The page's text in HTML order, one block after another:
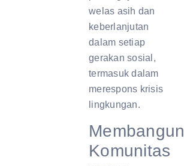
welas asih dan
keberlanjutan
dalam setiap
gerakan sosial,
termasuk dalam
merespons krisis
lingkungan.
Membangun
Komunitas